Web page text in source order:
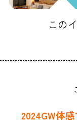
この
2024GW体